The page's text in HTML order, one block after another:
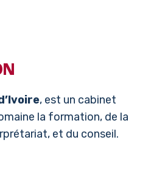
, est un cabinet
la formation, de la
et du conseil.